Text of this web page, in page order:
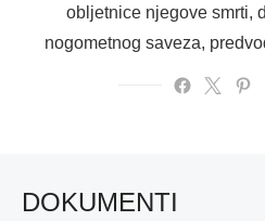
obljetnice njegove smrti,
nogometnog saveza,
DOKUMENTI